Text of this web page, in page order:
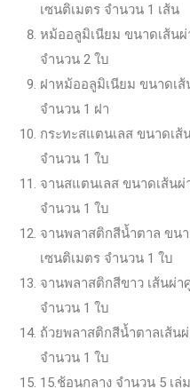
เซนติเมตร จำนวน 1 เส้น
หม้ออลูมิเนียม ขนาดเส้นผ่
จำนวน 2 ใบ
ฝาหม้ออลูมิเนียม ขนาดเส้
จำนวน 1 ฝา
กระทะสแตนเลส ขนาดเส้
จำนวน 1 ใบ
จานสแตนเลส ขนาดเส้นผ่
จำนวน 1 ใบ
จานพลาสติกสีน้ำตาล ขน
เซนติเมตร จำนวน 1 ใบ
จานพลาสติกสีขาว เส้นผ่า
จำนวน 1 ใบ
ถ้วยพลาสติกสีน้ำตาลเส้น
จำนวน 1 ใบ
15.ช้อนกลาง จำนวน 5 เล่ม